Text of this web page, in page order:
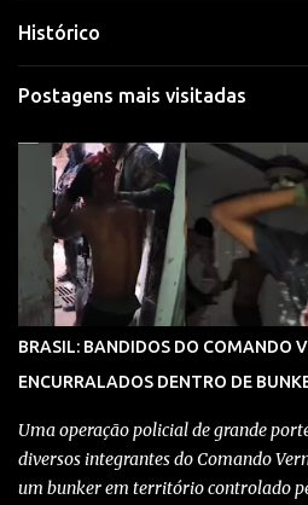
Histórico
Postagens mais visitadas
BRASIL: BANDIDOS DO COMANDO
ENCURRALADOS DENTRO DE
Uma operação policial de grande
diversos integrantes do Comando
um bunker em território controlado